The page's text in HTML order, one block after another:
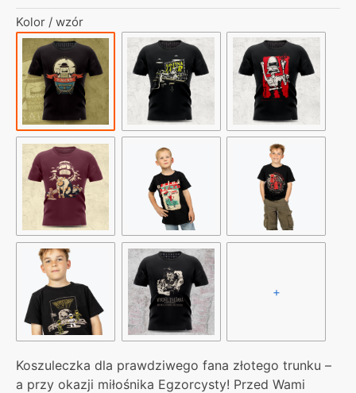
Kolor / wzór
+
Koszuleczka dla prawdziwego fana złotego trunku –
a przy okazji miłośnika Egzorcysty! Przed Wami